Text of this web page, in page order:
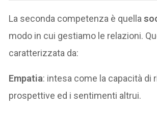
La seconda competenza è quella
modo in cui gestiamo le relazioni.
caratterizzata da:
Empatia: intesa come la capacità di
prospettive ed i sentimenti altrui.